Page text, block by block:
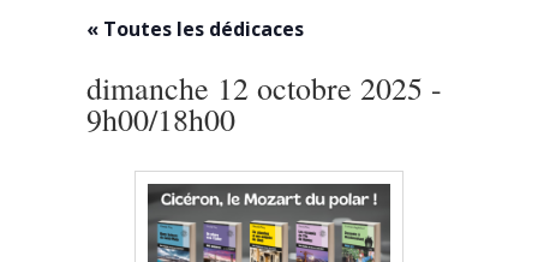
« Toutes les dédicaces
dimanche 12 octobre 2025 -
9h00/18h00